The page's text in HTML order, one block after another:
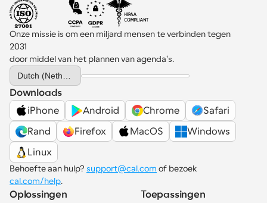
Onze missie is om een miljard mensen te verbinden tegen
2031
door middel van het plannen van agenda's.
Select Language
Downloads
iPhone
Android Chrome
Safari
Rand
Firefox MacOS
Windows
Linux
Behoefte aan hulp? support@cal.com
cal.com/help.
Oplossingen
Toepassingen